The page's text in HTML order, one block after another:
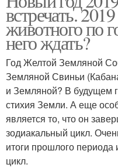
встречать.
животного по
него ждать?
Год Желтой Земляной
Земляной Свиньи
и Земляной? В будущем
стихия Земли. А еще
является то, что он
зодиакальный цикл.
итоги прошлого
цикл.